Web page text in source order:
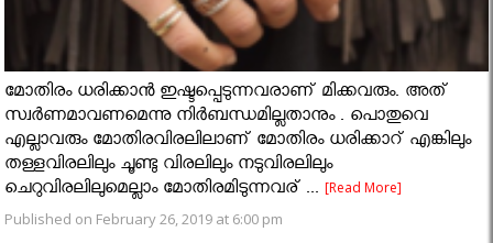
മോതിരം ധരിക്കാൻ ഇഷ്ടപ്പെടുന്നവരാണ് മിക്കവരും. അത്
സ്വർണമാവണമെന്നു നിർബന്ധമില്ലതാനും . പൊതുവെ
എല്ലാവരും മോതിരവിരലിലാണ് മോതിരം ധരിക്കാറ് എങ്കിലും
തള്ളവിരലിലും ചൂണ്ടു വിരലിലും നടുവിരലിലും
ചെറുവിരലിലുമെല്ലാം മോതിരമിടുന്നവര് ...[Read More]
Published on February 26, 2019 at 6:00 pm